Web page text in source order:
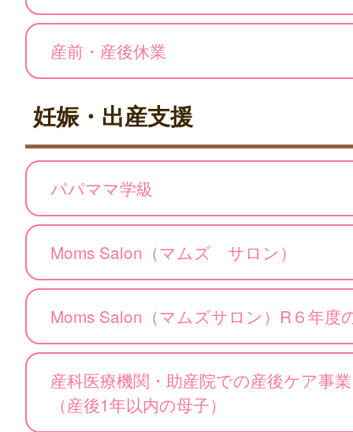
産前・産後休業
妊娠・出産支援
パパママ学級
Moms Salon（マムズ サロン）
Moms Salon（マムズサロン）R６年度
産科医療機関・助産院での産後ケア事業
（産後1年以内の母子）